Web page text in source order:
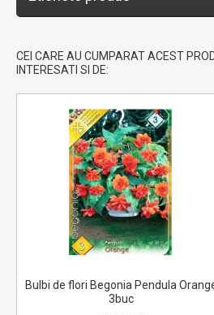
CEI CARE AU CUMPARAT ACEST
INTERESATI SI DE:
Bulbi de flori Begonia Pendula
3buc